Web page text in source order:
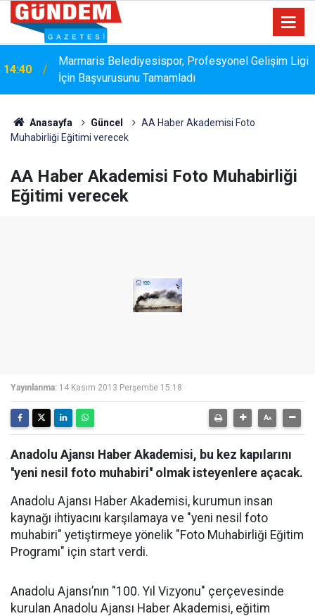
Marmaris Belediyesispor, Profesyonel Gelişim Ligi
İçin Başvurusunu Tamamladı
14:15
Bakanlık Veri Sunamadı: Metin Ergun'dan Turizm
Eleştirisi
Anasayfa Güncel
AA Haber Akademisi Foto
Muhabirliği Eğitimi verecek
AA Haber Akademisi Foto Muhabirliği
Eğitimi verecek
Yayınlanma: 14 Kasım 2013 Perşembe 15:18
Anadolu Ajansı Haber Akademisi, bu kez kapılarını
''yeni nesil foto muhabiri'' olmak isteyenlere açacak.
Anadolu Ajansı Haber Akademisi, kurumun insan
kaynağı ihtiyacını karşılamaya ve "yeni nesil foto
muhabiri" yetiştirmeye yönelik "Foto Muhabirliği Eğitim
Programı" için start verdi.
Anadolu Ajansı’nın "100. Yıl Vizyonu" çerçevesinde
kurulan Anadolu Ajansı Haber Akademisi, eğitim